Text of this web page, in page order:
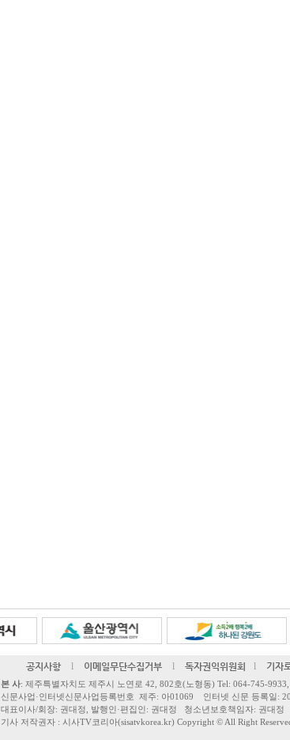
공지사항 l 이메일무단수집거부 l 독자권익위원회 l 기자
본 사: 제주특별자치도 제주시 노연로 42, 802호(노형동) Tel: 064-745-
신문사업·인터넷신문사업등록번호 제주: 아01069 인터넷 신문 등록일:
대표이사/회장: 권대정, 발행인·편집인: 권대정 청소년보호책임자: 권대
기사 저작권자 : 시사TV코리아(sisatvkorea.kr) Copyright © All Right